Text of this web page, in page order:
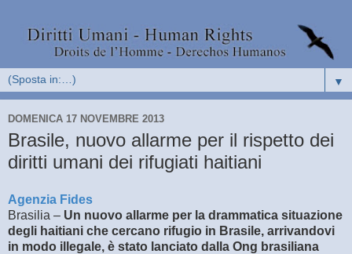
▼
DOMENICA 17 NOVEMBRE 2013
Brasile, nuovo allarme per il rispetto dei
diritti umani dei rifugiati haitiani
Agenzia Fides
Brasilia – Un nuovo allarme per la drammatica situazione
degli haitiani che cercano rifugio in Brasile, arrivandovi
in modo illegale, è stato lanciato dalla Ong brasiliana